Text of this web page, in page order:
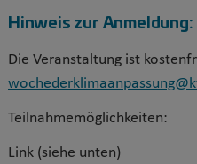
Hinweis zur Anmeldung:
Die Veranstaltung ist
Teilnahmemöglichkeiten:
Link (siehe unten)